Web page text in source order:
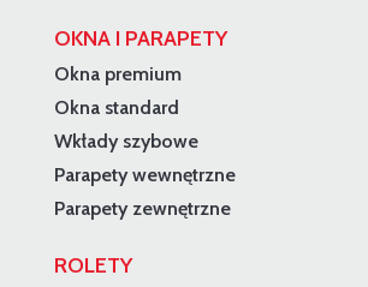
OKNA I PARAPETY
Okna premium
Okna standard
Wkłady szybowe
Parapety wewnętrzne
Parapety zewnętrzne
ROLETY